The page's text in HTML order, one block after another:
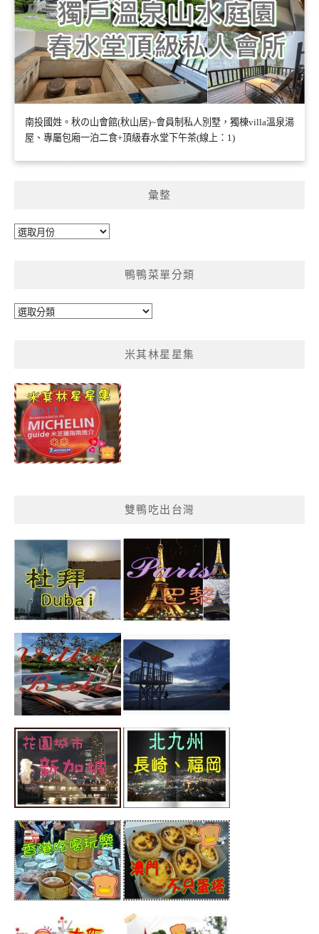
南投國姓。秋の山會館(秋山居)~會員制私人別墅，獨棟villa溫泉湯
屋、專屬包廂一泊二食+頂級春水堂下午茶(線上：1)
彙整
彙
鴨鴨菜單分類
鴨
類
米其林星星集
雙鴨吃出台灣